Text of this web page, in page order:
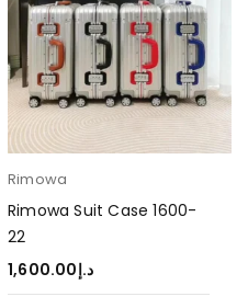
Rimowa
Rimowa Suit Case 1600-
22
د.إ1,600.00